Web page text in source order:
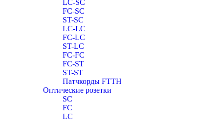
LC-SC
FC-SC
ST-SC
LC-LC
FC-LC
ST-LC
FC-FC
FC-ST
ST-ST
Патчкорды FTTH
Оптические розетки
SC
FC
LC